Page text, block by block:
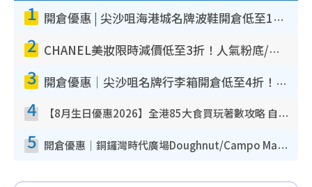
1 開倉優惠 | 尖沙咀海港城名牌波鞋開倉低至1折！On鞋$899起／Joy&Peace鞋履$98起
2 CHANEL美妝限時減價低至3折！人氣粉底/唇膏/精華液低至$275！COCO香水都有平
3 開倉優惠｜尖沙咀名牌行李箱開倉低至4折！一連5日 American Tourister/ace./Hallmark $200起！
4 【8月生日優惠2026】全港85大食買玩著數攻略 自助餐/火鍋放題同行免費＋誠品/DONKI送現金券
5 開倉優惠｜銅鑼灣時代廣場Doughnut/Campo Marzio開倉低至1折！背囊、書包、手袋劈價$200起